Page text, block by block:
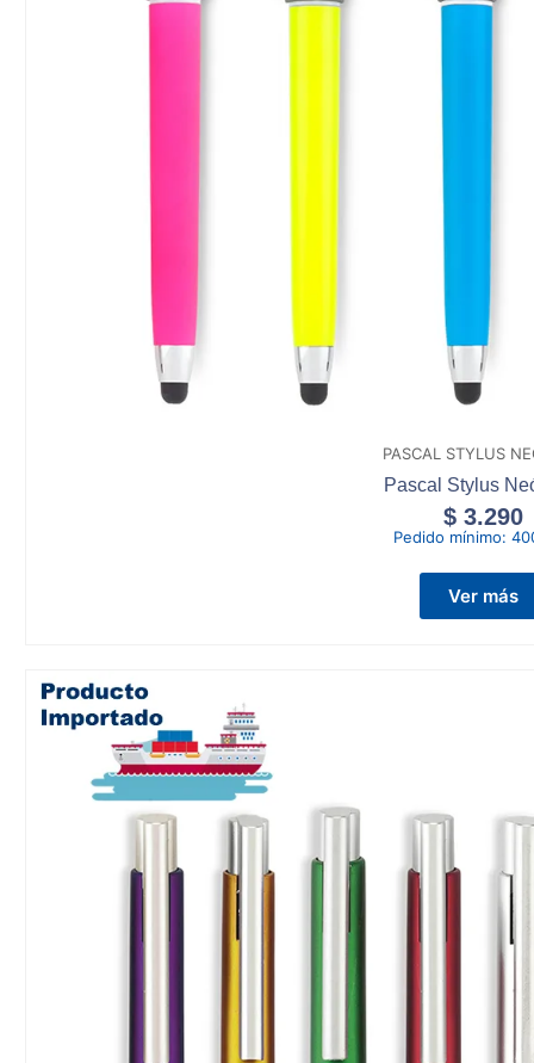
PASCAL STYLUS
Pascal Stylus
$ 3.290
Pedido mínimo:
Ver más